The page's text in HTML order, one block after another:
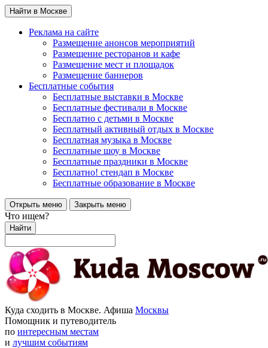
Найти в Москве
Реклама на сайте
Размещение анонсов мероприятий
Размещение ресторанов и кафе
Размещение мест и площадок
Размещение баннеров
Бесплатные события
Бесплатные выставки в Москве
Бесплатные фестивали в Москве
Бесплатно с детьми в Москве
Бесплатный активный отдых в Москве
Бесплатная музыка в Москве
Бесплатные шоу в Москве
Бесплатные праздники в Москве
Бесплатно! стендап в Москве
Бесплатные образование в Москве
Открыть меню Закрыть меню
Что ищем?
Найти
Куда сходить в Москве. Афиша Москвы
Помощник и путеводитель
по интересным местам
и лучшим событиям